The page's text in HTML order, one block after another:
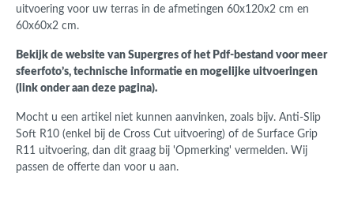
uitvoering voor uw terras in de afmetingen 60x120x2 cm en
60x60x2 cm.
Bekijk de website van Supergres of het Pdf-bestand voor meer
sfeerfoto’s, technische informatie en mogelijke uitvoeringen
(link onder aan deze pagina).
Mocht u een artikel niet kunnen aanvinken, zoals bijv. Anti-Slip
Soft R10 (enkel bij de Cross Cut uitvoering) of de Surface Grip
R11 uitvoering, dan dit graag bij 'Opmerking' vermelden. Wij
passen de offerte dan voor u aan.